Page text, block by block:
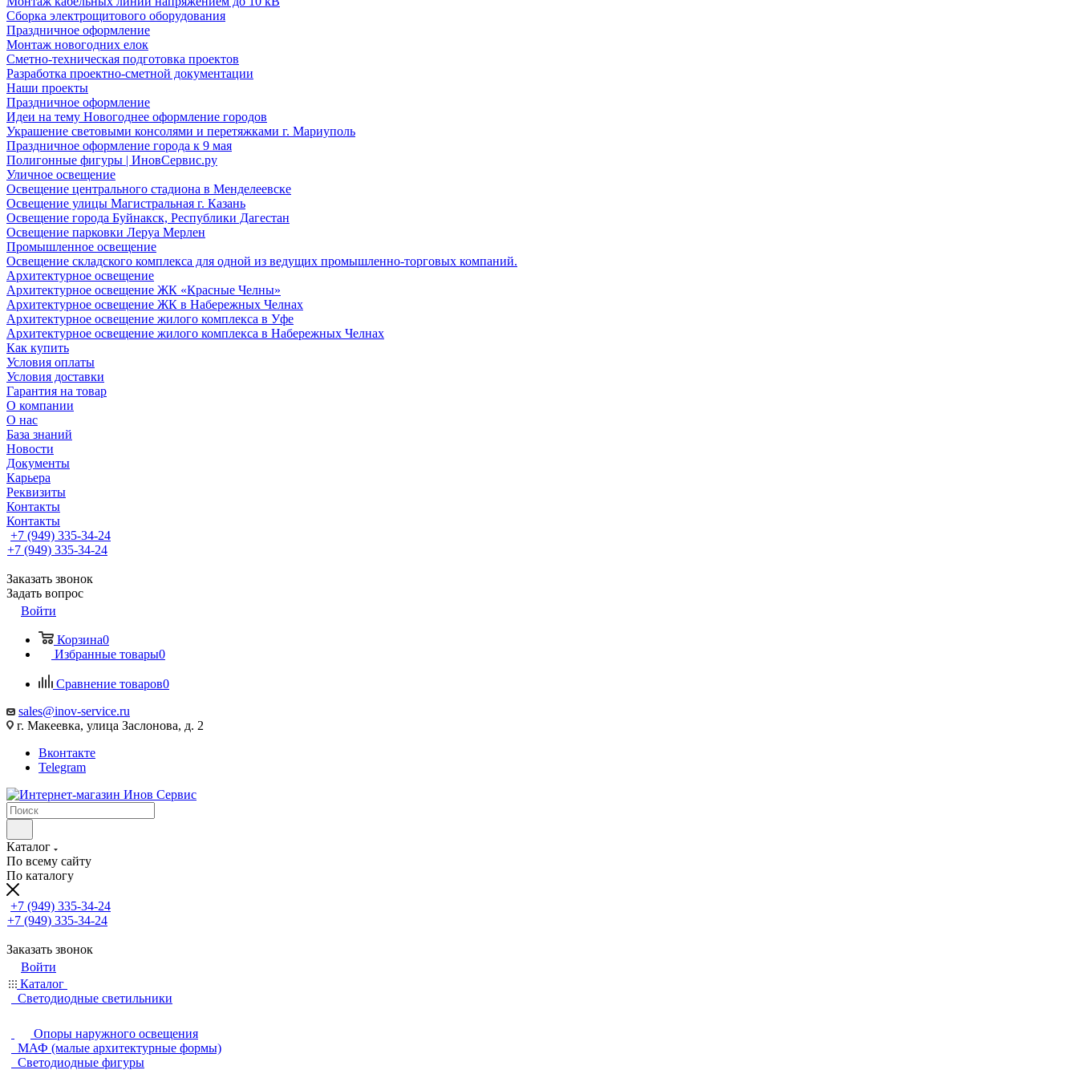
Сборка электрощитового оборудования
Праздничное оформление
Монтаж новогодних елок
Сметно-техническая подготовка проектов
Разработка проектно-сметной документации
Наши проекты
Праздничное оформление
Идеи на тему Новогоднее оформление городов
Украшение световыми консолями и перетяжками г. Мариуполь
Праздничное оформление города к 9 мая
Полигонные фигуры | ИновСервис.ру
Уличное освещение
Освещение центрального стадиона в Менделеевске
Освещение улицы Магистральная г. Казань
Освещение города Буйнакск, Республики Дагестан
Освещение парковки Леруа Мерлен
Промышленное освещение
Освещение складского комплекса для одной из ведущих промышленно-торговых компаний.
Архитектурное освещение
Архитектурное освещение ЖК «Красные Челны»
Архитектурное освещение ЖК в Набережных Челнах
Архитектурное освещение жилого комплекса в Уфе
Архитектурное освещение жилого комплекса в Набережных Челнах
Как купить
Условия оплаты
Условия доставки
Гарантия на товар
О компании
О нас
База знаний
Новости
Документы
Карьера
Реквизиты
Контакты
Контакты
+7 (949) 335-34-24
+7 (949) 335-34-24
Заказать звонок
Задать вопрос
Войти
Корзина0
Избранные товары0
Сравнение товаров0
sales@inov-service.ru
г. Макеевка, улица Заслонова, д. 2
Вконтакте
Telegram
Каталог
По всему сайту
По каталогу
+7 (949) 335-34-24
+7 (949) 335-34-24
Заказать звонок
Войти
Каталог
Светодиодные светильники
Опоры наружного освещения
МАФ (малые архитектурные формы)
Светодиодные фигуры